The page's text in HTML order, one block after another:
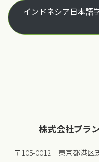
インドネシア日本語
株式会社プラ
〒105-0012 東京都港区